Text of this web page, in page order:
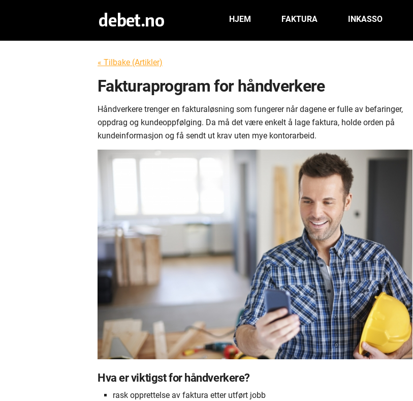
INKASSO
FAKTURA
HJEM
« Tilbake (Artikler)
Fakturaprogram for håndverkere
Håndverkere trenger en fakturaløsning som fungerer når dagene er fulle av befaringer,
oppdrag og kundeoppfølging. Da må det være enkelt å lage faktura, holde orden på
kundeinformasjon og få sendt ut krav uten mye kontorarbeid.
Hva er viktigst for håndverkere?
rask opprettelse av faktura etter utført jobb